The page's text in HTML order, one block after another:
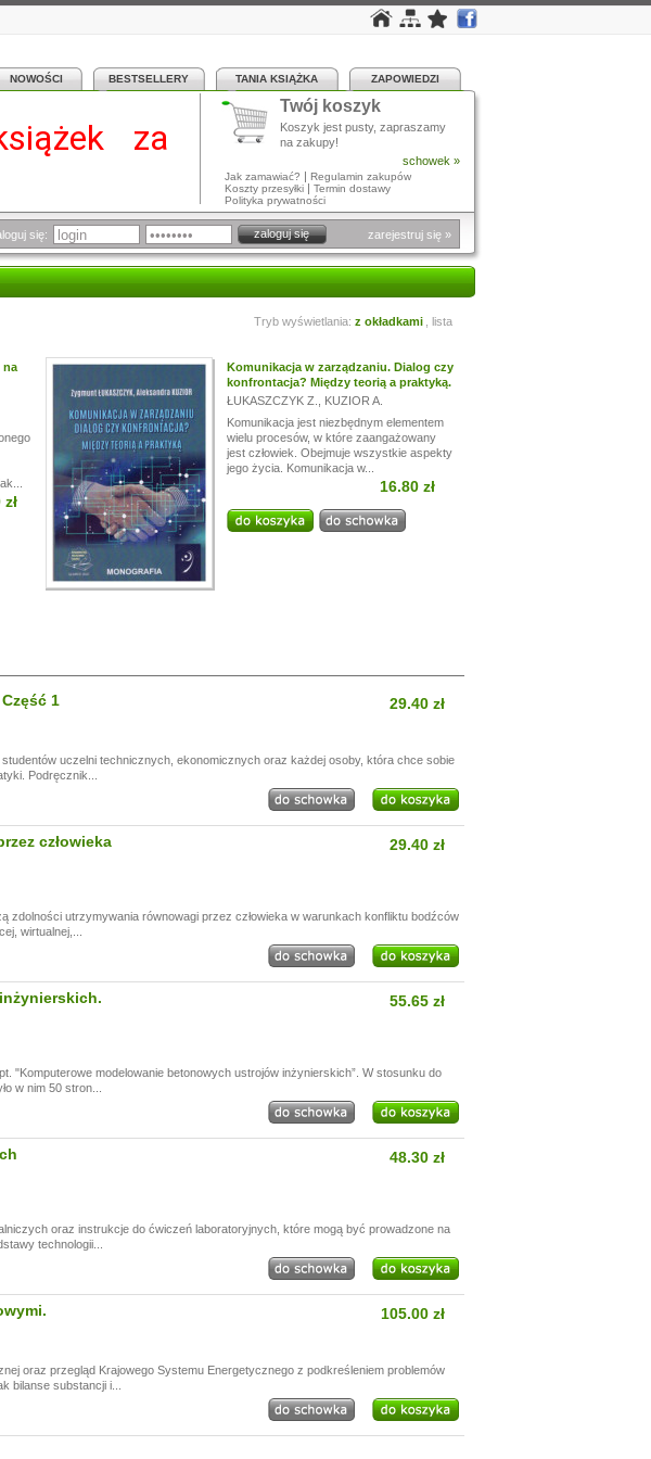
NOWOŚCI BESTSELLERY TANIA KSIĄŻKA ZAPOWIEDZI
za
do24.07,
Twój koszyk
Koszyk jest pusty, zapraszamy
na zakupy!
schowek »
Jak zamawiać? | Regulamin zakupów
Koszty przesyłki | Termin dostawy
Polityka prywatności
się: zarejestruj się »
Tryb wyświetlania: z okładkami lista
na
Komunikacja w zarządzaniu. Dialog czy
konfrontacja? Między teorią a praktyką.
ŁUKASZCZYK Z.
KUZIOR A.
Komunikacja jest niezbędnym elementem
wielu procesów, w które zaangażowany
jest człowiek. Obejmuje wszystkie aspekty
jego życia. Komunikacja w...
16.80 zł
1 29.40 zł
uczelni technicznych, ekonomicznych oraz każdej osoby, która chce sobie
Podręcznik...
człowieka
29.40 zł
zdolności utrzymywania równowagi przez człowieka w warunkach konfliktu bodźców
wirtualnej,...
55.65 zł
"Komputerowe modelowanie betonowych ustrojów inżynierskich”. W stosunku do
w nim 50 stron...
48.30 zł
oraz instrukcje do ćwiczeń laboratoryjnych, które mogą być prowadzone na
technologii...
105.00 zł
oraz przegląd Krajowego Systemu Energetycznego z podkreśleniem problemów
bilanse substancji i...